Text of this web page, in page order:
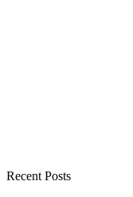
Recent Posts